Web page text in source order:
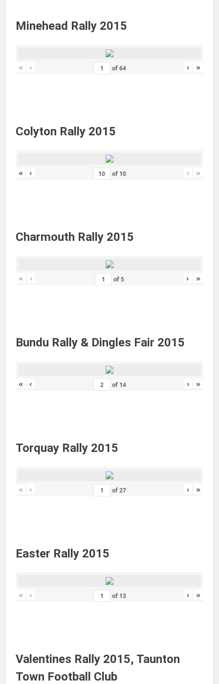
Minehead Rally 2015
« ‹ of64 › »
Colyton Rally 2015
« ‹ of 10 › »
Charmouth Rally 2015
« ‹ of5 › »
Bundu Rally & Dingles Fair 2015
« ‹ of 14 › »
Torquay Rally 2015
« ‹ of27 › »
Easter Rally 2015
« ‹ of 13 › »
Valentines Rally 2015, Taunton
Town Football Club